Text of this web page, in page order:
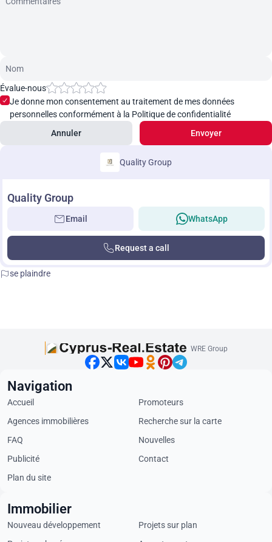
Évalue-nous
Je donne mon consentement au traitement de mes données
personnelles conformément à la Politique de confidentialité
Annuler
Envoyer
Quality Group
Quality Group
Email WhatsApp
Request a call
se plaindre
WRE Group
Navigation
Accueil
Promoteurs
Agences immobilières
Recherche sur la carte
FAQ
Nouvelles
Publicité
Contact
Plan du site
Immobilier
Nouveau développement
Projets sur plan